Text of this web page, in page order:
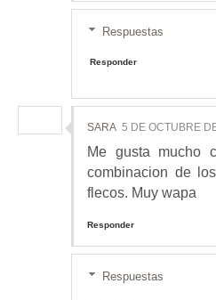
Respuestas
Responder
SARA 5 DE OCTUBRE
Me gusta mucho
combinacion de
flecos. Muy wapa
Responder
Respuestas